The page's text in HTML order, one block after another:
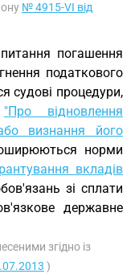
№ 4915-VI від
погашення
податкового
судові процедури,
"Про відновлення
визнання його
норми
вкладів
зі сплати
державне
згідно із
)